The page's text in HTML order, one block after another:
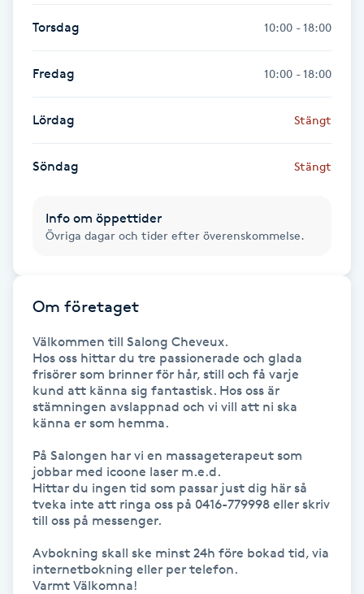
Gravidmassage
Gravidyoga
Gruppträning
Gua Sha-massage
Hatha Yoga
Healing
Herrklippning
HIFU
Hot Stone Massage
Hot yoga
Hudföryngring
Torsdag 10:00 - 18:00
Fredag 10:00 - 18:00
Lördag Stängt
Söndag Stängt
Info om öppettider
Övriga dagar och tider efter överenskommelse.
Om företaget
Välkommen till Salong Cheveux.
Hos oss hittar du tre passionerade och glada
frisörer som brinner för hår, still och få varje
kund att känna sig fantastisk. Hos oss är
stämningen avslappnad och vi vill att ni ska
känna er som hemma.
På Salongen har vi en massageterapeut som
jobbar med icoone laser m.e.d.
Hittar du ingen tid som passar just dig här så
tveka inte att ringa oss på 0416-779998 eller skriv
till oss på messenger.
Avbokning skall ske minst 24h före bokad tid, via
internetbokning eller per telefon.
Varmt Välkomna!